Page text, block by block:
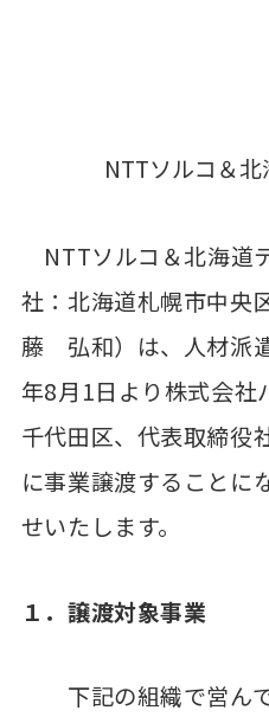
NTTソルコ＆
NTTソルコ＆北海道
社：北海道札幌市中央
藤 弘和）は、人材派
年8月1日より株式会社
千代田区、代表取締役
に事業譲渡することに
せいたします。
１．譲渡対象事業
下記の組織で営ん